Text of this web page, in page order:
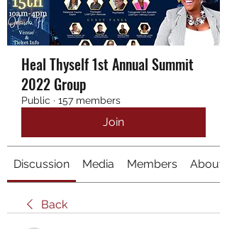
Heal Thyself 1st Annual Summit
2022 Group
Public · 157 members
Join
Discussion Media Members About
Back